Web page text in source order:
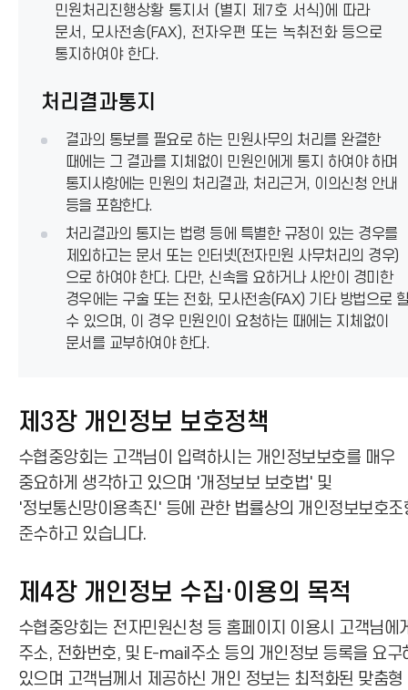
민원처리진행상황 통지서 (별지 제7호 서식)에 따라
문서, 모사전송(FAX), 전자우편 또는 녹취전화 등으로
통지하여야 한다.
처리결과통지
결과의 통보를 필요로 하는 민원사무의 처리를 완결한
때에는 그 결과를 지체없이 민원인에게 통지 하여야 하며
통지사항에는 민원의 처리결과, 처리근거, 이의신청 안내
등을 포함한다.
처리결과의 통지는 법령 등에 특별한 규정이 있는 경우를
제외하고는 문서 또는 인터넷(전자민원 사무처리의 경우)
으로 하여야 한다. 다만, 신속을 요하거나 사안이 경미한
경우에는 구술 또는 전화, 모사전송(FAX) 기타 방법으로
수 있으며, 이 경우 민원인이 요청하는 때에는 지체없이
문서를 교부하여야 한다.
제3장 개인정보 보호정책
수협중앙회는 고객님이 입력하시는 개인정보보호를 매우
중요하게 생각하고 있으며 '개정보보 보호법' 및
'정보통신망이용촉진' 등에 관한 법률상의 개인정보보호조
준수하고 있습니다.
제4장 개인정보 수집·이용의 목적
수협중앙회는 전자민원신청 등 홈페이지 이용시 고객님에
주소, 전화번호, 및 E-mail주소 등의 개인정보 등록을 요구
있으며 고객님께서 제공하신 개인 정보는 최적화된 맞춤형